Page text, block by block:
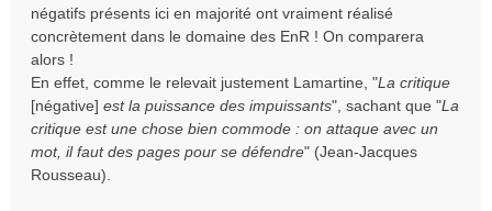
négatifs présents ici en majorité ont vraiment réalisé
concrètement dans le domaine des EnR ! On comparera
alors !
En effet, comme le relevait justement Lamartine, "La critique
[négative] est la puissance des impuissants", sachant que "La
critique est une chose bien commode : on attaque avec un
mot, il faut des pages pour se défendre" (Jean-Jacques
Rousseau).